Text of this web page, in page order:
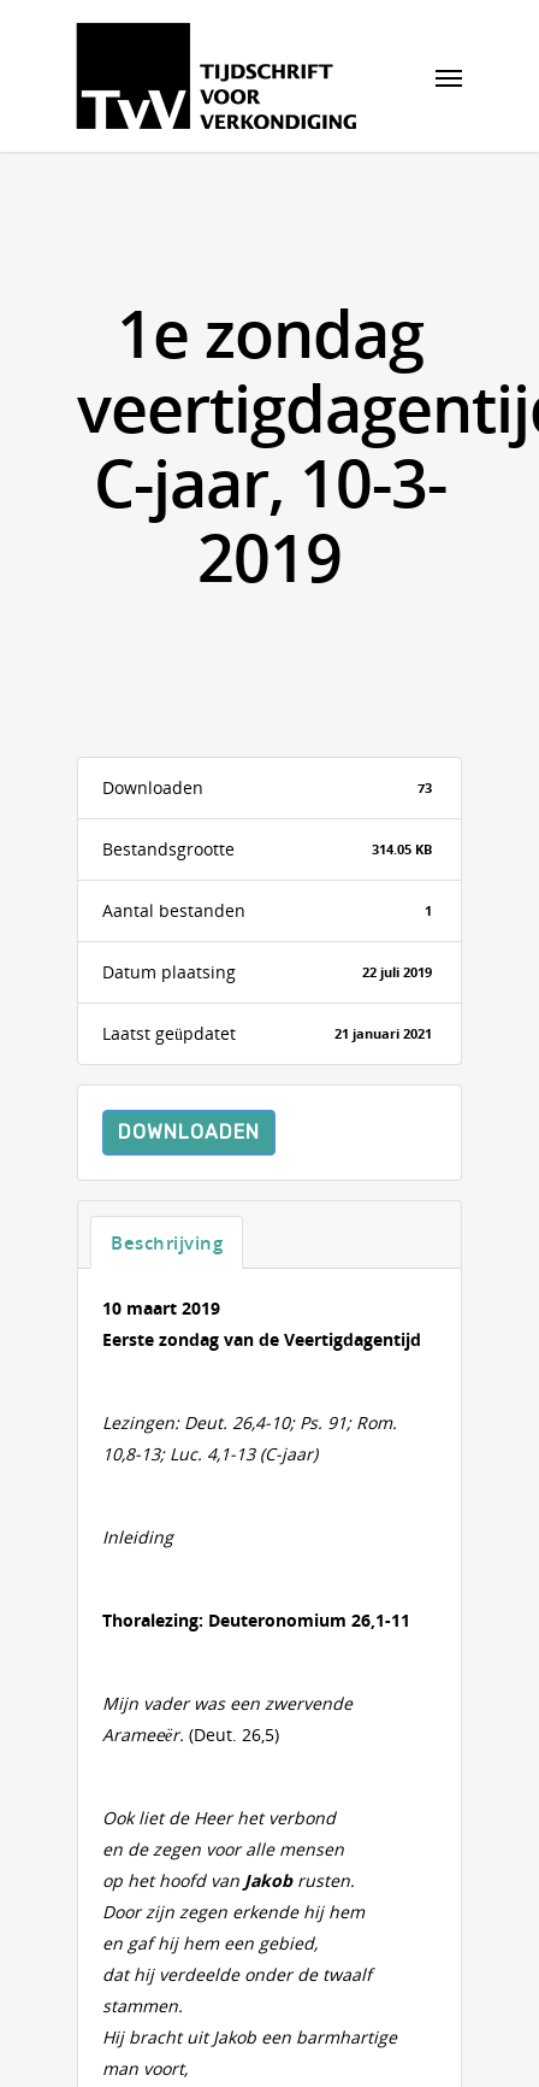
1e zondag
C-jaar, 10-3-
2019
Downloaden 73
Bestandsgrootte 314.05 KB
Aantal bestanden 1
Datum plaatsing 22 juli 2019
Laatst geüpdatet 21 januari 2021
DOWNLOADEN
Beschrijving
10 maart 2019
Eerste zondag van de Veertigdagentijd
Lezingen: Deut. 26,4-10; Ps. 91; Rom.
10,8-13; Luc. 4,1-13 (C-jaar)
Inleiding
Thoralezing: Deuteronomium 26,1-11
Mijn vader was een zwervende
Arameeër. (Deut. 26,5)
Ook liet de Heer het verbond
en de zegen voor alle mensen
op het hoofd van Jakob rusten.
Door zijn zegen erkende hij hem
en gaf hij hem een gebied,
dat hij verdeelde onder de twaalf
stammen.
Hij bracht uit Jakob een barmhartige
man voort,